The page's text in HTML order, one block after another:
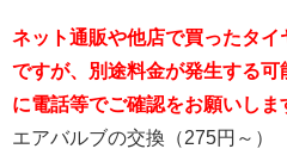
ネット通販や他店で買ったタ
ですが、別途料金が発生する
に電話等でご確認をお願いしま
エアバルブの交換（275円～）